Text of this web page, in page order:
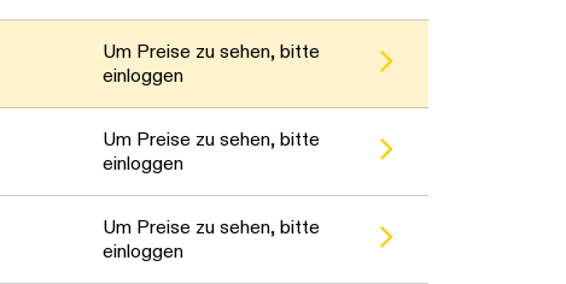
Um Preise zu sehen, bitte
einloggen
Um Preise zu sehen, bitte
einloggen
Um Preise zu sehen, bitte
einloggen